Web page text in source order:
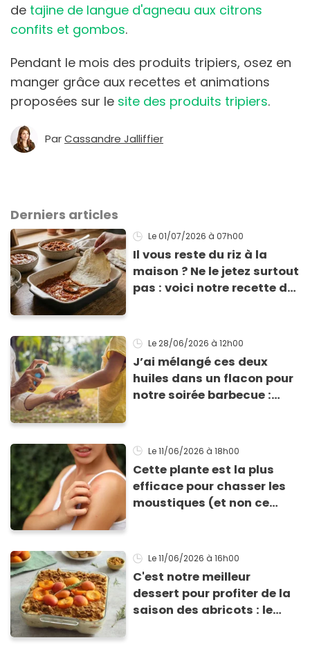
de tajine de langue d'agneau aux citrons
confits et gombos.
Pendant le mois des produits tripiers, osez en
manger grâce aux recettes et animations
proposées sur le site des produits tripiers.
ParCassandre Jalliffier
Derniers articles
Le 01/07/2026 à 07h00
Il vous reste du riz à la
maison ? Ne le jetez surtout
pas : voici notre recette de
Le 28/06/2026 à 12h00
J’ai mélangé ces deux
huiles dans un flacon pour
notre soirée barbecue :
ma lotion
Le 11/06/2026 à 18h00
Cette plante est la plus
efficace pour chasser les
moustiques (et non ce
Le 11/06/2026 à 16h00
C'est notre meilleur
dessert pour profiter de la
saison des abricots : le